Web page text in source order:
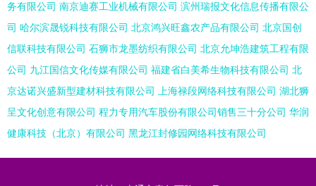
务有限公司 南京迪赛工业机械有限公司 滨州瑞报文化信息传播有限公
司 哈尔滨晟锐科技有限公司 北京鸿兴旺鑫农产品有限公司 北京国创
信联科技有限公司 石狮市龙墨纺织有限公司 北京允坤浩建筑工程有限
公司 九江国信文化传媒有限公司 福建省白美希生物科技有限公司 北
京达诺兴盛新型建材科技有限公司
上海禄段网络科技有限公司 湖北狮
呈文化创意有限公司 程力专用汽车股份有限公司销售三十分公司 华润
健康科技（北京）有限公司 黑龙江封修园网络科技有限公司